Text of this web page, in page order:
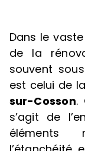
Dans le
de la
souvent
est celui de la
sur-Cosson.
s’agit de
éléments